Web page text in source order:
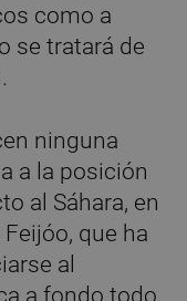
como a
se tratará de
ninguna
a la posición
al Sáhara, en
que ha
al
a fondo todo